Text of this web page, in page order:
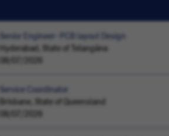
Senior Engineer- PCB layout Design
Hyderabad, State of Telangāna
08/07/2026
Service Coordinator
Brisbane, State of Queensland
08/07/2026